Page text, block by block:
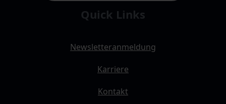
Quick Links
Newsletteranmeldung
Karriere
Kontakt